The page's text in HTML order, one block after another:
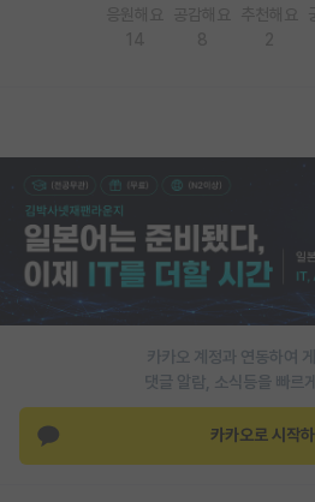
장학금/장학생 게시판
학술 정보 게시판
홍보 게시판
커리어
이벤트
반도체 아카데미
카카오 계정과 연동하여
댓글 알람, 소식등을 빠르
카카오로 시작하